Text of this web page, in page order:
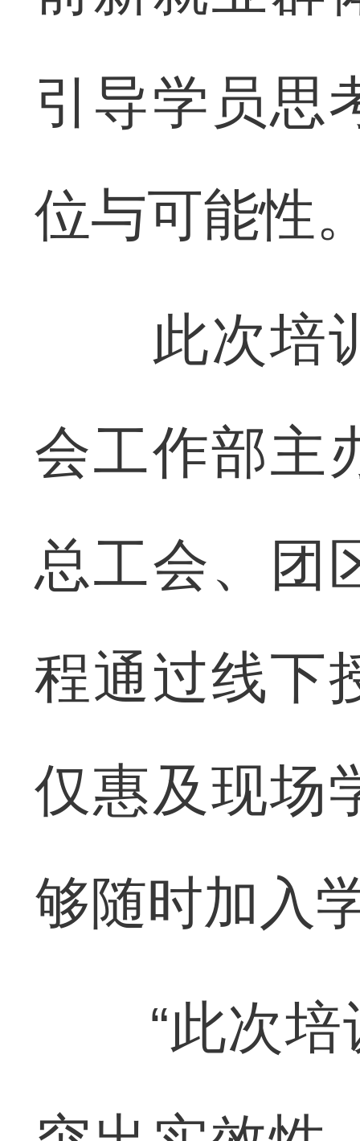
引导学员思
位与可能性
此次培训
会工作部主
总工会、团
程通过线下
仅惠及现场
够随时加入
“此次培